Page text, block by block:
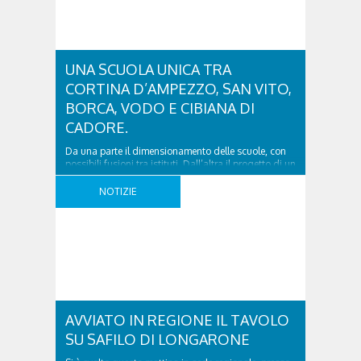
UNA SCUOLA UNICA TRA
CORTINA D’AMPEZZO, SAN VITO,
BORCA, VODO E CIBIANA DI
CADORE.
Da una parte il dimensionamento delle scuole, con
possibili fusioni tra istituti. Dall’altra il progetto di un
convitto nazionale diffuso in grado di garantire
numeri adeguati alla proposta formativa del
NOTIZIE
AVVIATO IN REGIONE IL TAVOLO
SU SAFILO DI LONGARONE